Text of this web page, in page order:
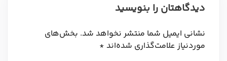
دیدگاهتان را بنویسید
نشانی ایمیل شما منتشر نخواهد شد. بخش‌های
موردنیاز علامت‌گذاری شده‌اند *